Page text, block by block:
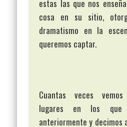
estas las que nos
cosa en su sitio,
dramatismo en la
queremos captar.
Cuantas veces
lugares en los que
anteriormente y decimos